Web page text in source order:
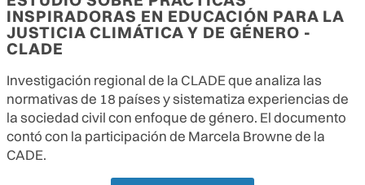
INSPIRADORAS EN EDUCACIÓN PARA LA
JUSTICIA CLIMÁTICA Y DE GÉNERO -
CLADE
Investigación regional de la CLADE que analiza las
normativas de 18 países y sistematiza experiencias de
la sociedad civil con enfoque de género. El documento
contó con la participación de Marcela Browne de la
CADE.